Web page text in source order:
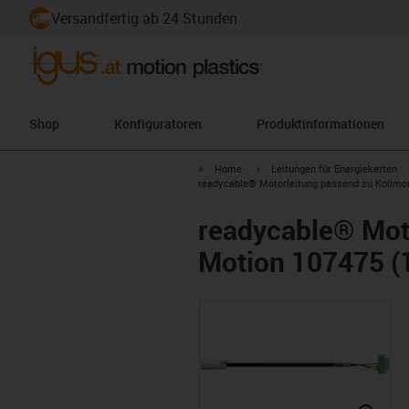
Versandfertig ab 24 Stunden
Shop Konfiguratoren Produktinformationen
igus-icon-arrow-right
Home igus-icon-arrow-right
Leitungen für Energieketten
readycable® Motorleitung passend zu
readycable®
Motion 107475